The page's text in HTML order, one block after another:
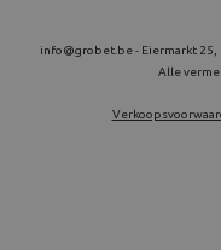
info@grobet.be - Eiermarkt
Alle